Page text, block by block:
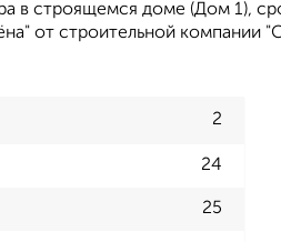
в строящемся доме (Дом 1),
от строительной компании
2
24
25